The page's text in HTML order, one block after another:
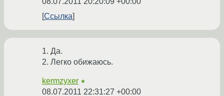
Ссылка
1. Да.
2. Легко обижаюсь.
kermzyxer ★
08.07.2011 22:31:27 +00:00